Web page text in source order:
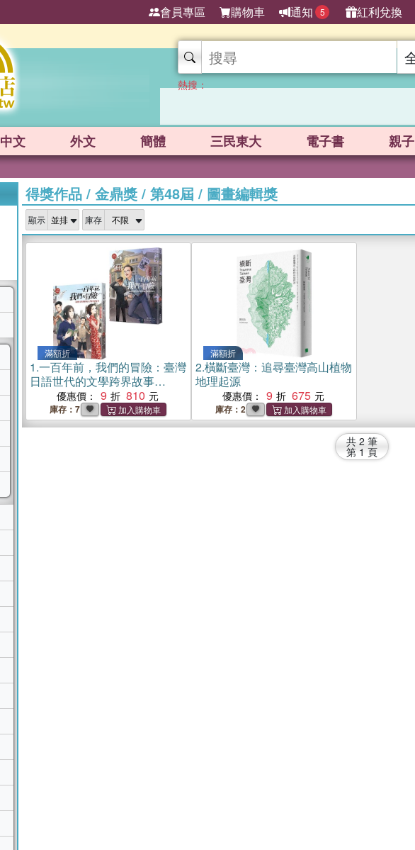
會員專區 購物車 通知 5 紅利兌換
熱搜：
中文 外文 簡體 三民東大 電子書 親子
得獎作品 / 金鼎獎 / 第48屆 / 圖畫編輯獎
顯示 庫存
滿額折
1.一百年前，我們的冒險：臺灣
日語世代的文學跨界故事
（【文學冒險卷】+【作品選文
卷】）
優惠價： 9 810
庫存：7
滿額折
2.橫斷臺灣：追尋臺灣高山植物
地理起源
優惠價： 9 675
庫存：2
共 2 筆
第 1 頁